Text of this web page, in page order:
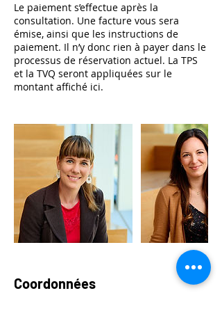
Le paiement s’effectue après la
consultation. Une facture vous sera
émise, ainsi que les instructions de
paiement. Il n’y donc rien à payer dans le
processus de réservation actuel. La TPS
et la TVQ seront appliquées sur le
montant affiché ici.
Coordonnées